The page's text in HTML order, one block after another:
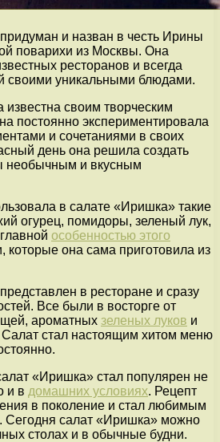
и назван в честь Ирины
поварихи из Москвы. Она
ресторанов и всегда
своими уникальными блюдами.
своим творческим
постоянно экспериментировала
и сочетаниями в своих
день она решила создать
необычным и вкусным
в салате «Иришка» такие
огурец, помидоры, зеленый лук,
особенностью этого
которые она сама приготовила из
в ресторане и сразу
Все были в восторге от
ароматных зеленых луков и
Салат стал настоящим хитом меню
«Иришка» стал популярен не
и в домашних условиях. Рецепт
в поколение и стал любимым
Сегодня салат «Иришка» можно
столах и в обычные будни.